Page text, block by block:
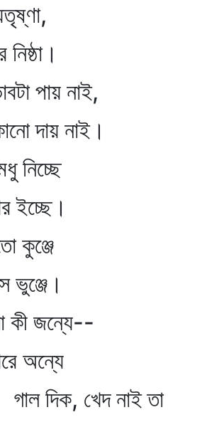
পায় নাই,
দায় নাই।
নিচ্ছে
ইচ্ছে।
কুঞ্জে
ভুঞ্জে।
কী জন্যে--
অন্যে
খেদ নাই তা